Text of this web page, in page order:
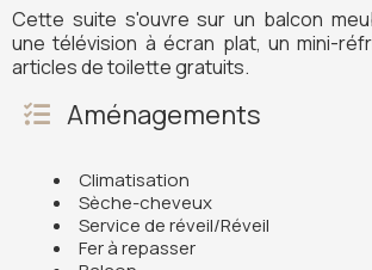
Cette suite s'ouvre sur un balcon
une télévision à écran plat, un mini-
articles de toilette gratuits.
Aménagements
Climatisation
Sèche-cheveux
Service de réveil/Réveil
Fer à repasser